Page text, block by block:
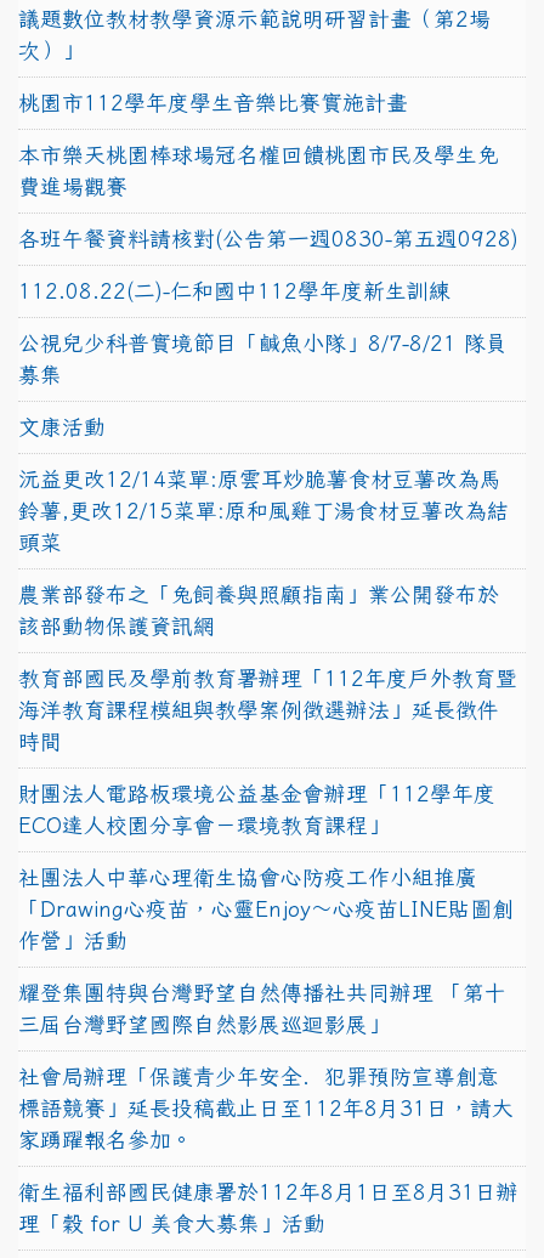
議題數位教材教學資源示範說明研習計畫（第2場
次）」
桃園市112學年度學生音樂比賽實施計畫
本市樂天桃園棒球場冠名權回饋桃園市民及學生免
費進場觀賽
各班午餐資料請核對(公告第一週0830-第五週0928)
112.08.22(二)-仁和國中112學年度新生訓練
公視兒少科普實境節目「鹹魚小隊」8/7-8/21 隊員
募集
文康活動
沅益更改12/14菜單:原雲耳炒脆薯食材豆薯改為馬
鈴薯,更改12/15菜單:原和風雞丁湯食材豆薯改為結
頭菜
農業部發布之「兔飼養與照顧指南」業公開發布於
該部動物保護資訊網
教育部國民及學前教育署辦理「112年度戶外教育暨
海洋教育課程模組與教學案例徵選辦法」延長徵件
時間
財團法人電路板環境公益基金會辦理「112學年度
ECO達人校園分享會－環境教育課程」
社團法人中華心理衛生協會心防疫工作小組推廣
「Drawing心疫苗，心靈Enjoy〜心疫苗LINE貼圖創
作營」活動
耀登集團特與台灣野望自然傳播社共同辦理 「第十
三屆台灣野望國際自然影展巡迴影展」
社會局辦理「保護青少年安全．犯罪預防宣導創意
標語競賽」延長投稿截止日至112年8月31日，請大
家踴躍報名參加。
衛生福利部國民健康署於112年8月1日至8月31日辦
理「穀 for U 美食大募集」活動